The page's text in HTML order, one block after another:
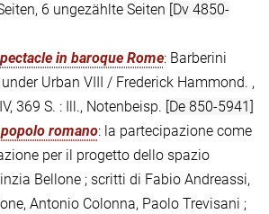
6 ungezählte Seiten [Dv 4850-
in baroque Rome: Barberini
Urban VIII / Frederick Hammond. ,
369 S. : Ill., Notenbeisp. [De 850-5941]
romano: la partecipazione come
per il progetto dello spazio
Bellone ; scritti di Fabio Andreassi,
Antonio Colonna, Paolo Trevisani ;